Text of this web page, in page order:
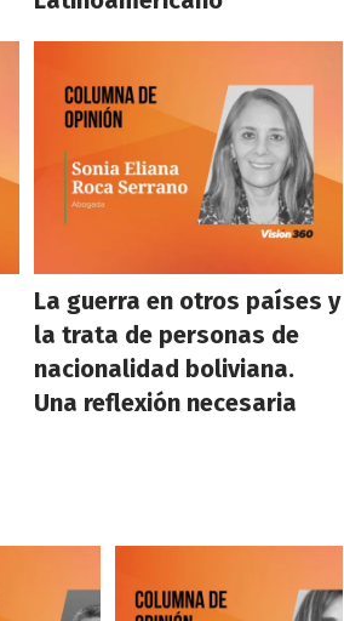
La guerra en otros países y
la trata de personas de
nacionalidad boliviana.
Una reflexión necesaria